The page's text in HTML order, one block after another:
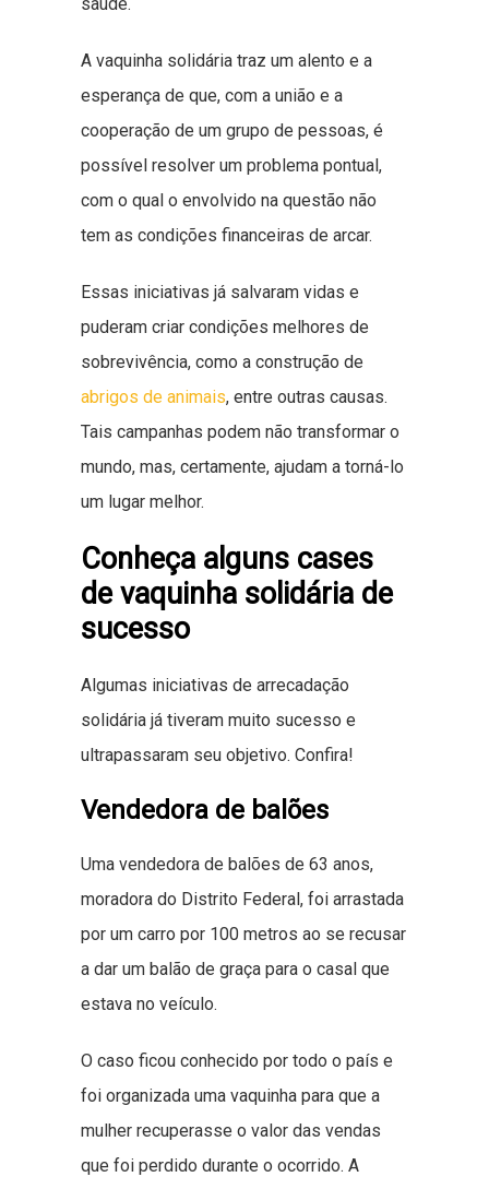
A vaquinha solidária traz um alento e a
esperança de que, com a união e a
cooperação de um grupo de pessoas, é
possível resolver um problema pontual,
com o qual o envolvido na questão não
tem as condições financeiras de arcar.
Essas iniciativas já salvaram vidas e
puderam criar condições melhores de
sobrevivência, como a construção de
abrigos de animais, entre outras causas.
Tais campanhas podem não transformar o
mundo, mas, certamente, ajudam a torná-lo
um lugar melhor.
Conheça alguns cases
de vaquinha solidária de
sucesso
Algumas iniciativas de arrecadação
solidária já tiveram muito sucesso e
ultrapassaram seu objetivo. Confira!
Vendedora de balões
Uma vendedora de balões de 63 anos,
moradora do Distrito Federal, foi arrastada
por um carro por 100 metros ao se recusar
a dar um balão de graça para o casal que
estava no veículo.
O caso ficou conhecido por todo o país e
foi organizada uma vaquinha para que a
mulher recuperasse o valor das vendas
que foi perdido durante o ocorrido. A